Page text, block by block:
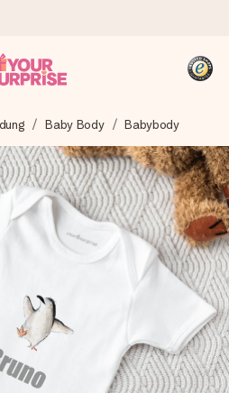
sorgfältig vor und schicken es
genau zum richtigen Zeitpunkt
es am meisten zählt.
Bewertungen)
Kunden bewerten uns mit
aller Länder, in
Baby Body Babybody